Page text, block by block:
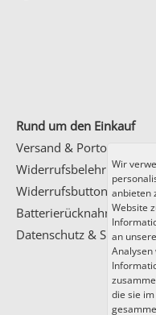
Wir
anbieten
Website
an
die sie
Rund um den Einkauf
Versand & Porto
Widerrufsbelehrung
Widerrufsbutton
Batterierücknahme
Datenschutz & Sicherheit